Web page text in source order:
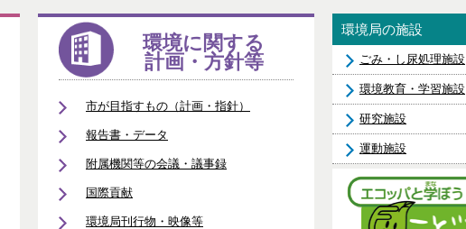
環境に関する
計画・方針等
市が目指すもの（計画・指針）
報告書・データ
附属機関等の会議・議事録
国際貢献
環境局刊行物・映像等
環境局の施設
ごみ・し尿処理施設
環境教育・学習施設
研究施設
運動施設